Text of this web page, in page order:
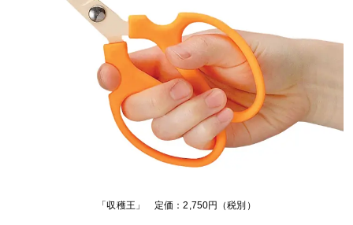
「収穫王」 定価：2,750円（税別）